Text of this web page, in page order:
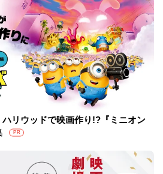
リウッドで映画作り!?『ミニオン
PR